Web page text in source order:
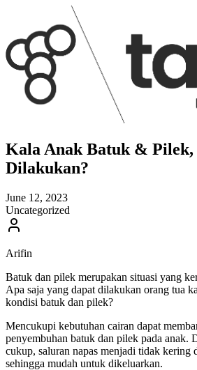
Kala Anak Batuk & Pilek,
Dilakukan?
June 12, 2023
Uncategorized
Arifin
Batuk dan pilek merupakan situasi yang
Apa saja yang dapat dilakukan orang tua
kondisi batuk dan pilek?
Mencukupi kebutuhan cairan dapat
penyembuhan batuk dan pilek pada anak.
cukup, saluran napas menjadi tidak kering
sehingga mudah untuk dikeluarkan.